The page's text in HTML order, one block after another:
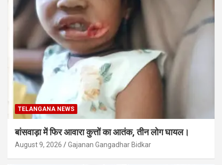
TELANGANA NEWS
बांसवाड़ा में फिर आवारा कुत्तों का आतंक, तीन लोग घायल।
August 9, 2026 Gajanan Gangadhar Bidkar